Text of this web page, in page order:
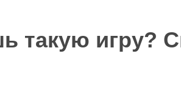
такую игру?